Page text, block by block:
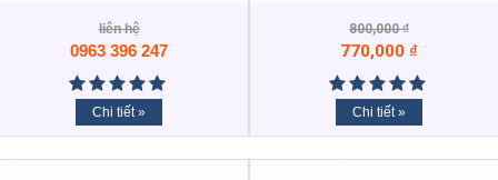
liên hệ
0963 396 247
Chi tiết »
800,000₫
770,000 ₫
Chi tiết »